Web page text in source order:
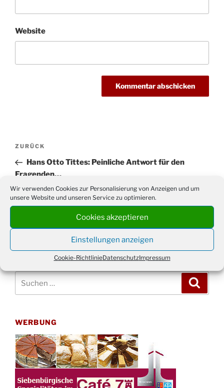
Wir verwenden Cookies zur Personalisierung von Anzeigen und um
unsere Website und unseren Service zu optimieren.
Cookies akzeptieren
Einstellungen anzeigen
Cookie-RichtlinieDatenschutzImpressum
Website
Beitragsnavigation
Vorheriger
Beitrag
ZURÜCK
Hans Otto Tittes: Peinliche Antwort für den
Fragenden…
Nächster
Beitrag
WEITER
[Aktualisiert] Achtung! Der Decken-Kinderflohmarkt
Suchen
WERBUNG